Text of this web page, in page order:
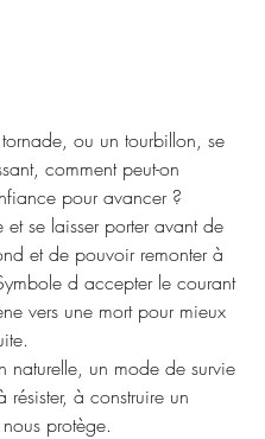
ou un tourbillon, se
comment peut-on
pour avancer ?
et se laisser porter avant de
et de pouvoir remonter à
d accepter le courant
vers une mort pour mieux
naturelle, un mode de survie
résister, à construire un
protège.